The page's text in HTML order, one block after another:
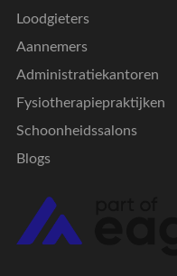
Loodgieters
Aannemers
Administratiekantoren
Fysiotherapiepraktijken
Schoonheidssalons
Blogs